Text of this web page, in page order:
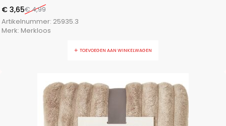
€4,99
€ 3,65
Artikelnummer: 25935.3
Merk: Merkloos
TOEVOEGEN AAN WINKELWAGEN